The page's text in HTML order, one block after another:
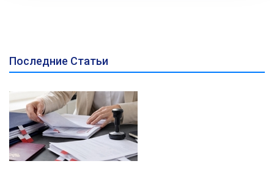
Последние Статьи